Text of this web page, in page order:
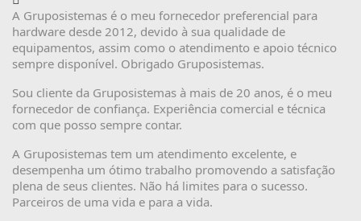
A Gruposistemas é o meu fornecedor preferencial para
hardware desde 2012, devido à sua qualidade de
equipamentos, assim como o atendimento e apoio técnico
sempre disponível. Obrigado Gruposistemas.
Sou cliente da Gruposistemas à mais de 20 anos, é o meu
fornecedor de confiança. Experiência comercial e técnica
com que posso sempre contar.
A Gruposistemas tem um atendimento excelente, e
desempenha um ótimo trabalho promovendo a satisfação
plena de seus clientes. Não há limites para o sucesso.
Parceiros de uma vida e para a vida.